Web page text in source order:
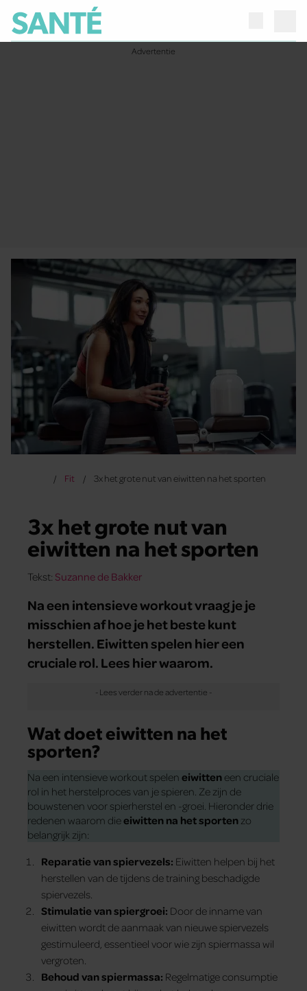
Fit 3x het grote nut van eiwitten na het sporten
3x het grote nut van
eiwitten na het sporten
Tekst: Suzanne de Bakker
Na een intensieve workout vraag je je
misschien af hoe je het beste kunt
herstellen. Eiwitten spelen hier een
cruciale rol. Lees hier waarom.
Wat doet eiwitten na het
sporten?
Na een intensieve workout spelen eiwitten een cruciale
rol in het herstelproces van je spieren. Ze zijn de
bouwstenen voor spierherstel en -groei. Hieronder drie
redenen waarom dieeiwitten na het sporten zo
belangrijk zijn:
Reparatie van spiervezels: Eiwitten helpen bij het
herstellen van de tijdens de training beschadigde
spiervezels.
Stimulatie van spiergroei: Door de inname van
eiwitten wordt de aanmaak van nieuwe spiervezels
gestimuleerd, essentieel voor wie zijn spiermassa wil
vergroten.
Behoud van spiermassa: Regelmatige consumptie